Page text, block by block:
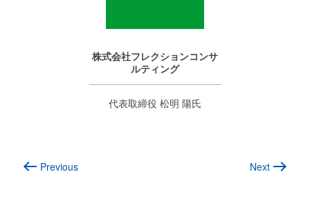
株式会社フレクションコンサ
ルティング
代表取締役 松明 陽氏